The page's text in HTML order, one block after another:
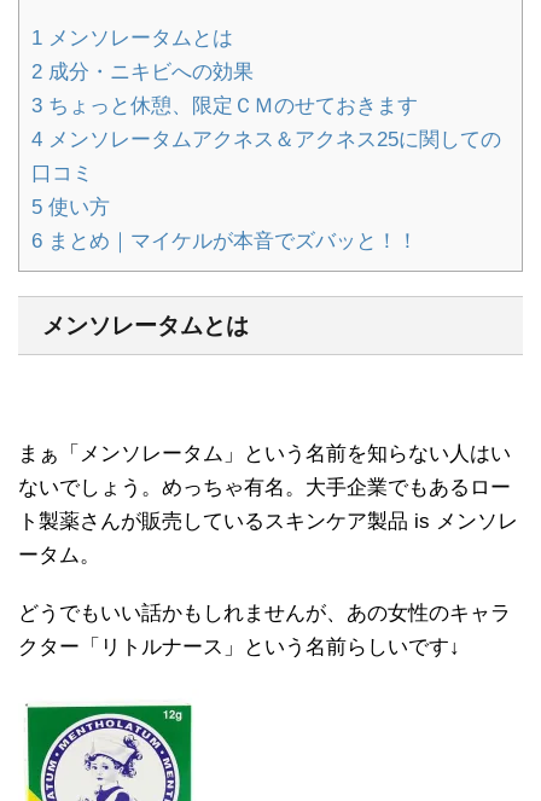
1 メンソレータムとは
2 成分・ニキビへの効果
3 ちょっと休憩、限定ＣＭのせておきます
4 メンソレータムアクネス＆アクネス25に関しての
口コミ
5 使い方
6 まとめ｜マイケルが本音でズバッと！！
メンソレータムとは
まぁ「メンソレータム」という名前を知らない人はい
ないでしょう。めっちゃ有名。大手企業でもあるロー
ト製薬さんが販売しているスキンケア製品 is メンソレ
ータム。
どうでもいい話かもしれませんが、あの女性のキャラ
クター「リトルナース」という名前らしいです↓